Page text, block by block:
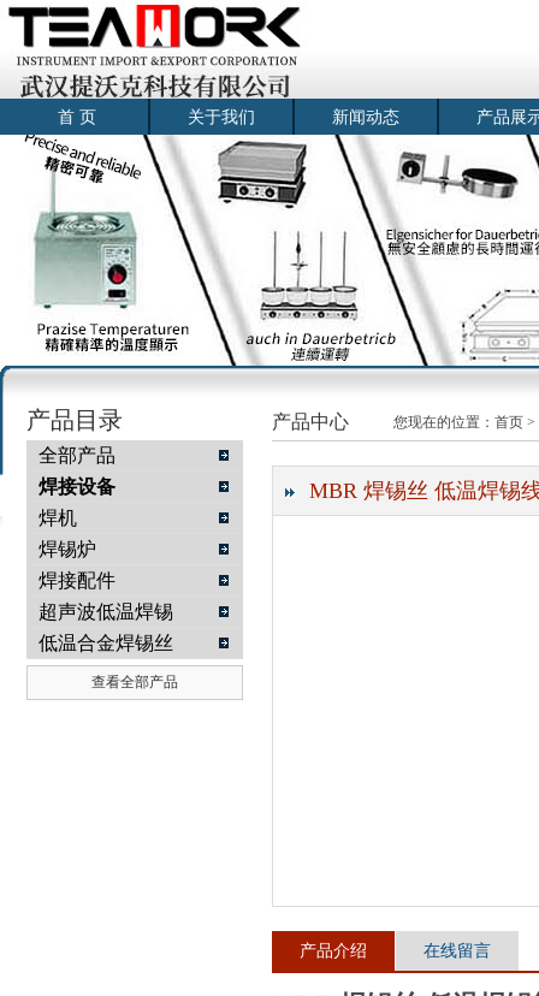
武汉提沃克科技有限公司
首 页 关于我们 新闻动态 产品展
产品目录
全部产品
焊接设备
焊机
焊锡炉
焊接配件
超声波低温焊锡
低温合金焊锡丝
查看全部产品
产品中心 您现在的位置： 首页 >
MBR 焊锡丝 低温焊锡
产品介绍 在线留言